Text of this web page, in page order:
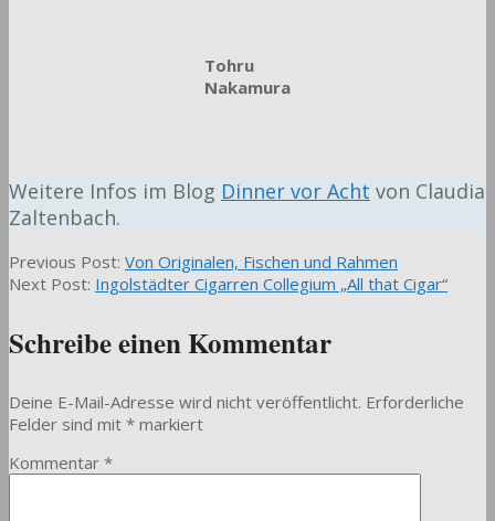
Tohru
Nakamura
Weitere Infos im Blog Dinner vor Acht von Claudia
Zaltenbach.
2020-
12-
Previous Post: Von Originalen, Fischen und Rahmen
Next Post: Ingolstädter Cigarren Collegium „All that Cigar“
Schreibe einen Kommentar
Deine E-Mail-Adresse wird nicht veröffentlicht. Erforderliche
Felder sind mit * markiert
Kommentar *